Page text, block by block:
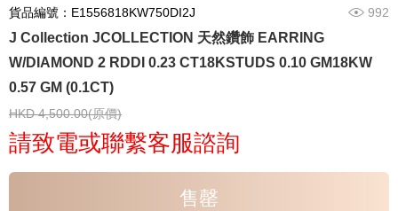
貨品編號：E1556818KW750DI2J 992
J Collection JCOLLECTION 天然鑽飾 EARRING
W/DIAMOND 2 RDDI 0.23 CT18KSTUDS 0.10 GM18KW
0.57 GM (0.1CT)
HKD 4,500.00(原價)
請致電或聯繫客服諮詢
售罄